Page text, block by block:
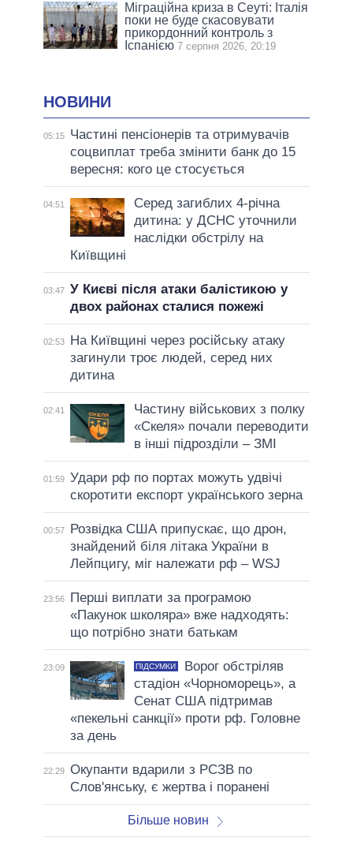
Міграційна криза в Сеуті: Італія
поки не буде скасовувати
прикордонний контроль з
Іспанією 7 серпня 2026, 20:19
НОВИНИ
05:15
Частині пенсіонерів та отримувачів
соцвиплат треба змінити банк до 15
вересня: кого це стосується
04:51
Серед загиблих 4-річна
дитина: у ДСНС уточнили
наслідки обстрілу на
Київщині
03:47 У Києві після атаки балістикою у
двох районах сталися пожежі
02:53
На Київщині через російську атаку
загинули троє людей, серед них
дитина
02:41
Частину військових з полку
«Скеля» почали переводити
в інші підрозділи – ЗМІ
01:59 Удари рф по портах можуть удвічі
скоротити експорт українського зерна
00:57
Розвідка США припускає, що дрон,
знайдений біля літака України в
Лейпцигу, міг належати рф – WSJ
23:56
Перші виплати за програмою
«Пакунок школяра» вже надходять:
що потрібно знати батькам
23:09 ПІДСУМКИ
Ворог обстріляв
стадіон «Чорноморець», а
Сенат США підтримав
«пекельні санкції» проти рф. Головне
за день
22:29 Окупанти вдарили з РСЗВ по
Слов'янську, є жертва і поранені
Більше новин